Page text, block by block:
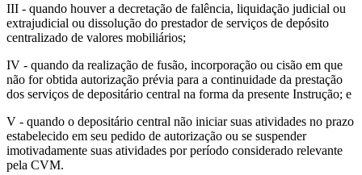
III - quando houver a decretação de falência, liquidação judicial ou
extrajudicial ou dissolução do prestador de serviços de depósito
centralizado de valores mobiliários;
IV - quando da realização de fusão, incorporação ou cisão em que
não for obtida autorização prévia para a continuidade da prestação
dos serviços de depositário central na forma da presente Instrução; e
V - quando o depositário central não iniciar suas atividades no prazo
estabelecido em seu pedido de autorização ou se suspender
imotivadamente suas atividades por período considerado relevante
pela CVM.